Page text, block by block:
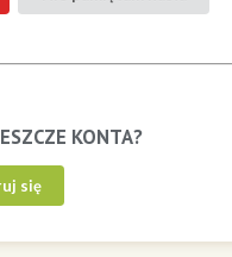
KONTA?
się